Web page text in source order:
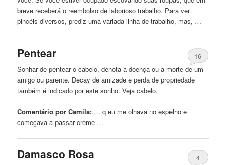
breve receberá o reembolso de laborioso trabalho. Para ver
pincéis diversos, prediz uma variada linha de trabalho, mas, …
Pentear
16
Sonhar de pentear ocabelo, denota a doença ou a morte de um
amigo ou parente. Decay de amizade e perda de propriedade
também é indicado por este sonho. Vejacabelo.
Comentário por Camila: … q eu me olhava no espelho e
começava a passar creme …
Damasco Rosa
4